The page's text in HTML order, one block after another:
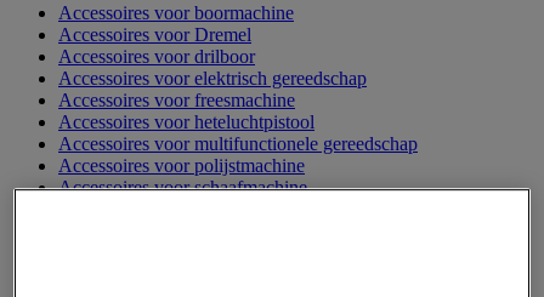
Accessoires voor boormachine
Accessoires voor Dremel
Accessoires voor drilboor
Accessoires voor elektrisch gereedschap
Accessoires voor freesmachine
Accessoires voor heteluchtpistool
Accessoires voor multifunctionele gereedschap
Accessoires voor polijstmachine
Accessoires voor schaafmachine